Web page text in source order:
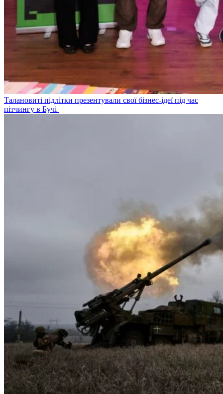
Талановиті підлітки презентували свої бізнес-ідеї під час
пітчингу в Бучі